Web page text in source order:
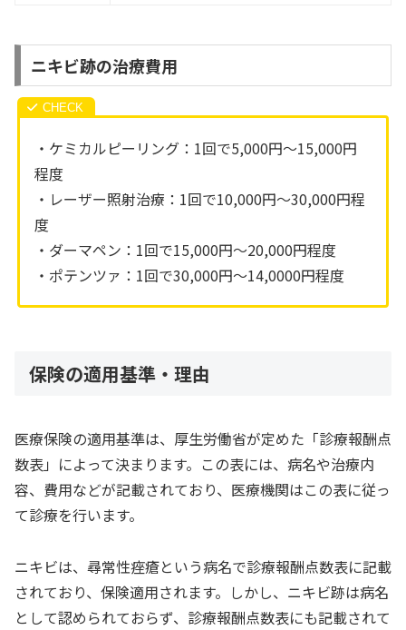
ニキビ跡の治療費用
・ケミカルピーリング：1回で5,000円〜15,000円
程度
・レーザー照射治療：1回で10,000円〜30,000円程
度
・ダーマペン：1回で15,000円〜20,000円程度
・ポテンツァ：1回で30,000円〜14,0000円程度
保険の適用基準・理由
医療保険の適用基準は、厚生労働省が定めた「診療報酬点
数表」によって決まります。この表には、病名や治療内
容、費用などが記載されており、医療機関はこの表に従っ
て診療を行います。
ニキビは、尋常性痤瘡という病名で診療報酬点数表に記載
されており、保険適用されます。しかし、ニキビ跡は病名
として認められておらず、診療報酬点数表にも記載されて